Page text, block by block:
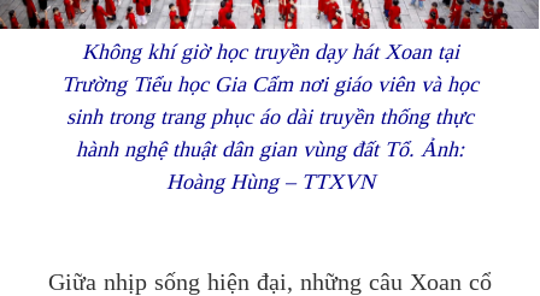
Không khí giờ học truyền dạy hát Xoan tại
Trường Tiểu học Gia Cẩm nơi giáo viên và học
sinh trong trang phục áo dài truyền thống thực
hành nghệ thuật dân gian vùng đất Tổ. Ảnh:
Hoàng Hùng – TTXVN
Giữa nhịp sống hiện đại, những câu Xoan cổ